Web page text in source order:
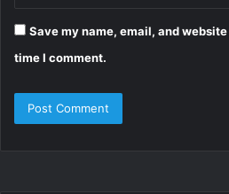
Save my name, email, and
time I comment.